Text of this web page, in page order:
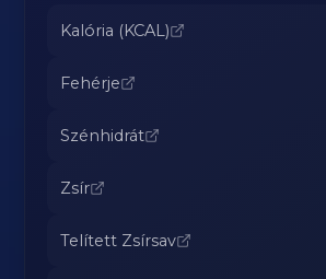
Kalória (KCAL)
Fehérje
Szénhidrát
Zsír
Telített Zsírsav